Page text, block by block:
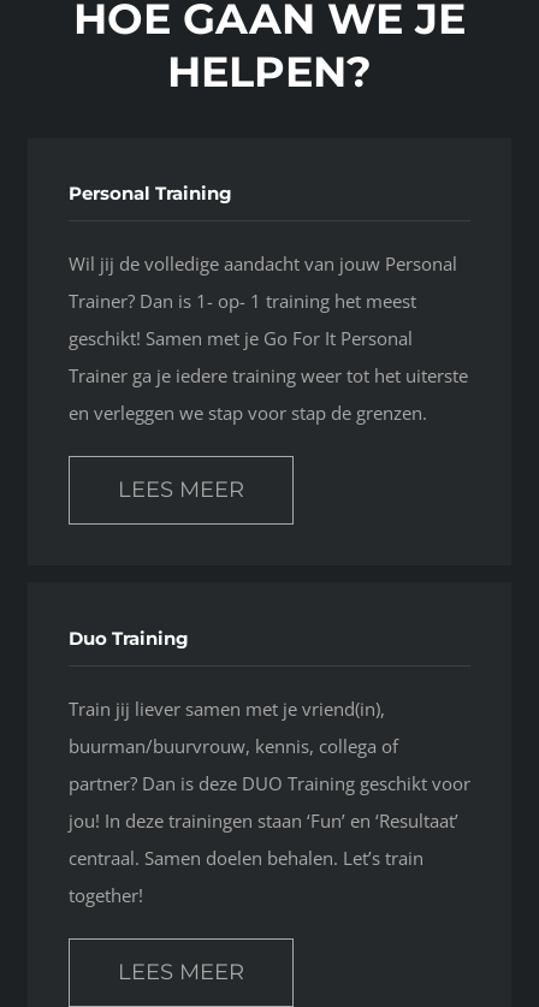
HOE GAAN WE JE
HELPEN?
Personal Training
Wil jij de volledige aandacht van jouw Personal
Trainer? Dan is 1- op- 1 training het meest
geschikt! Samen met je Go For It Personal
Trainer ga je iedere training weer tot het uiterste
en verleggen we stap voor stap de grenzen.
LEES MEER
Duo Training
Train jij liever samen met je vriend(in),
buurman/buurvrouw, kennis, collega of
partner? Dan is deze DUO Training geschikt voor
jou! In deze trainingen staan ‘Fun’ en ‘Resultaat’
centraal. Samen doelen behalen. Let’s train
together!
LEES MEER